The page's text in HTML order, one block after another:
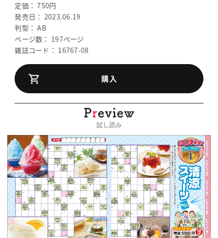
定価： 750円
発売日： 2023.06.19
判型： AB
ページ数： 197ページ
雑誌コード： 16767-08
購入
試し読み